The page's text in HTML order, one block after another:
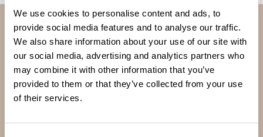
We use cookies to personalise content and ads, to
provide social media features and to analyse our traffic.
We also share information about your use of our site with
our social media, advertising and analytics partners who
may combine it with other information that you’ve
provided to them or that they’ve collected from your use
of their services.
مثلك تماماً، نحن ندعم أحبائنا في وطننا الأم! انضم إلينا لتوسيع نطاق